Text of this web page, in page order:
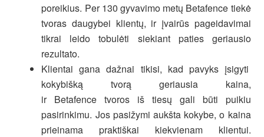
poreikius. Per 130 gyvavimo metų Betafence tiekė
tvoras daugybei klientų, ir įvairūs pageidavimai
tikrai leido tobulėti siekiant paties geriausio
rezultato.
Klientai gana dažnai tikisi, kad pavyks įsigyti
kokybišką tvorą geriausia kaina,
ir Betafence tvoros iš tiesų gali būti puikiu
pasirinkimu. Jos pasižymi aukšta kokybe, o kaina
prieinama praktiškai kiekvienam klientui.